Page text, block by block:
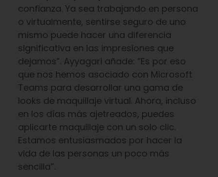
confianza. Ya sea trabajando en persona
o virtualmente, sentirse seguro de uno
mismo puede hacer una diferencia
significativa en las impresiones que
dejamos”. Ayyagari añade: “Es por eso
que nos hemos asociado con Microsoft
Teams para desarrollar una gama de
looks de maquillaje virtual. Ahora, incluso
en los días más ajetreados, puedes
aplicarte maquillaje con un solo clic.
Estamos entusiasmados por hacer la
vida de las personas un poco más
sencilla”.